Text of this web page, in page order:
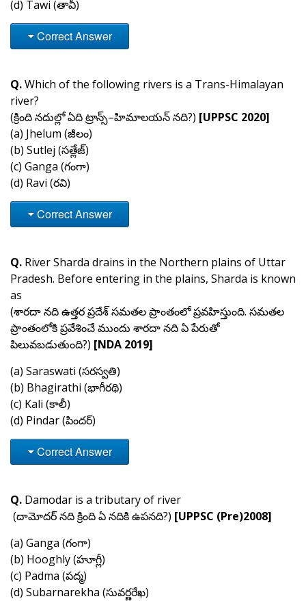
(d) Tawi (తావీ)
Correct Answer
Q.Which of the following rivers is a Trans-Himalayan
river?
(క్రింది నదుల్లో ఏది ట్రాన్స్–హిమాలయన్ నది?) [UPPSC 2020]
(a) Jhelum (జీలం)
(b) Sutlej (సత్లేజ్)
(c) Ganga (గంగా)
(d) Ravi (రవి)
Correct Answer
Q. River Sharda drains in the Northern plains of Uttar
Pradesh. Before entering in the plains, Sharda is known
as
(శారదా నది ఉత్తర ప్రదేశ్‌ సమతల ప్రాంతంలో ప్రవహిస్తుంది. సమతల
ప్రాంతంలోకి ప్రవేశించే ముందు శారదా నది ఏ పేరుతో
పిలువబడుతుంది?) [NDA 2019]
(a) Saraswati (సరస్వతి)
(b) Bhagirathi (భాగీరథి)
(c) Kali (కాలీ)
(d) Pindar (పిందర్)
Correct Answer
Q. Damodar is a tributary of river
(దామోదర్ నది క్రింది ఏ నదికి ఉపనది?) [UPPSC (Pre)2008]
(a) Ganga (గంగా)
(b) Hooghly (హూగ్లీ)
(c) Padma (పద్మ)
(d) Subarnarekha (సువర్ణరేఖ)